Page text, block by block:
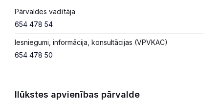
Pārvaldes vadītāja
654 478 54
Iesniegumi, informācija, konsultācijas (VPVKAC)
654 478 50
Ilūkstes apvienības pārvalde